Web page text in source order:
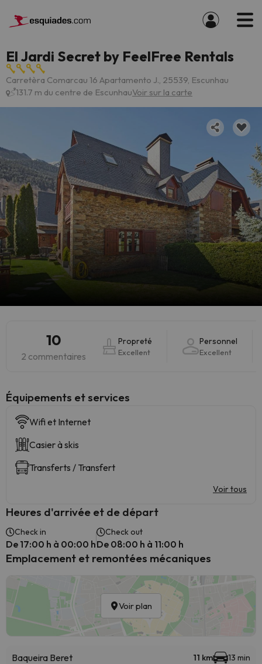
El Jardi Secret by FeelFree Rentals
Carretèra Comarcau 16 Apartamento J., 25539, Escunhau
131.7 m du centre de EscunhauVoir sur la carte
10
2 commentaires
Propreté
Excellent
Personnel
Excellent
​Équipements et services
Wifi et Internet
Casier à skis
Transferts / Transfert
Voir tous
Heures d'arrivée et de départ
Check in
De 17:00 h à 00:00 h
Check out
De 08:00 h à 11:00 h
Emplacement et remontées mécaniques
Voir plan
Baqueira Beret 11 km 13 min